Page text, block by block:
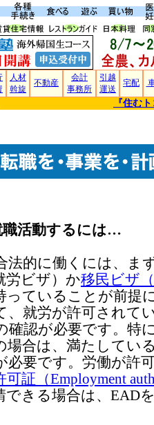
人材
斡旋
不動産
会計
事務所
引越
運送
宅配
『住む
職活動するには…
的に働くには、ま
労ビザ）か移民ビザ
っていることが前提
、就労が許可されて
確認が必要です。特
場合は、満たしてい
必要です。労働が許
可証（Employment
できる場合は、EAD